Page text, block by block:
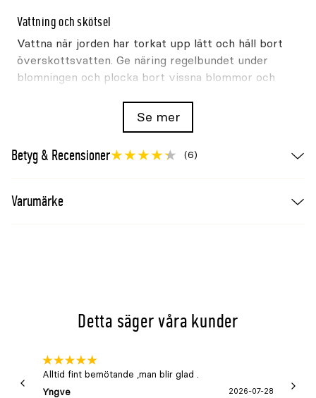
Vattning och skötsel
Vattna när jorden har torkat upp lätt och häll bort
överskottsvatten. Ge näring regelbundet under
blomningen och plocka bort vissna blommor och
Se mer
Betyg & Recensioner (6)
Varumärke
Detta säger våra kunder
Alltid fint bemötande ,man blir glad .
Yngve
2026-07-28